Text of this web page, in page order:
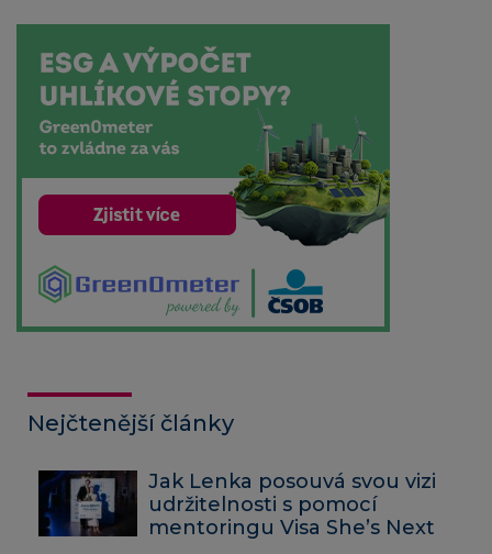
Nejčtenější články
Jak Lenka posouvá svou vizi
udržitelnosti s pomocí
mentoringu Visa She’s Next